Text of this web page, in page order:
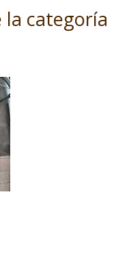
la categoría